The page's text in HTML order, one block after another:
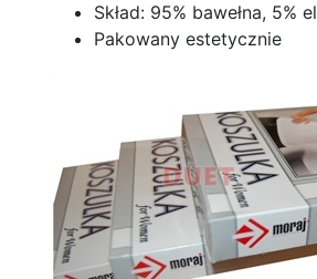
Skład: 95% bawełna, 5%
Pakowany estetycznie